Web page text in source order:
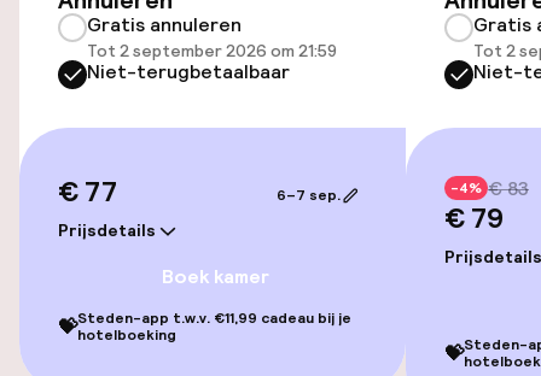
Familiekamers beschikbaar
Entertainment
Gratis wifi
Game-kamer
Gratis annuleren
Tot 2 september 2026 om 21:59
Niet-terugbetaalbaar
€ 77
Prijsdetails
6–7 sep.
Boek kamer
💝Steden-app t.w.v. €11,99 cadeau bij je
hotelboeking
Gratis
Tot 2
Niet-
-4% € 83
€ 79
Prijsdetails
💝Steden-